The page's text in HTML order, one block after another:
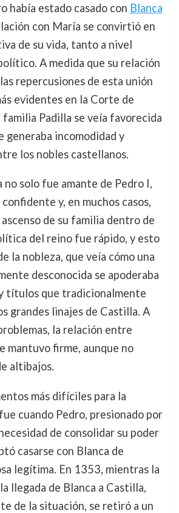
había estado casado con Blanca
con María se convirtió en
de su vida, tanto a nivel
A medida que su relación
repercusiones de esta unión
evidentes en la Corte de
familia Padilla se veía favorecida
generaba incomodidad y
los nobles castellanos.
no solo fue amante de Pedro I,
y, en muchos casos,
de su familia dentro de
del reino fue rápido, y esto
la nobleza, que veía cómo una
desconocida se apoderaba
títulos que tradicionalmente
grandes linajes de Castilla. A
la relación entre
mantuvo firme, aunque no
altibajos.
más difíciles para la
cuando Pedro, presionado por
de consolidar su poder
casarse con Blanca de
legítima. En 1353, mientras la
llegada de Blanca a Castilla,
de la situación, se retiró a un